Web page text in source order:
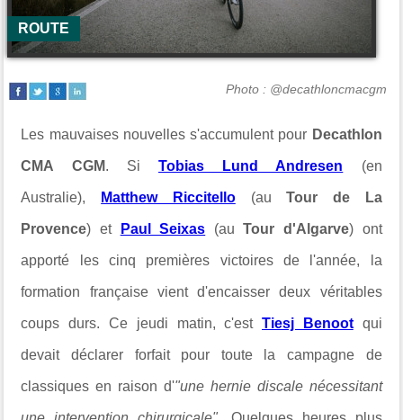
ROUTE
Photo : @decathloncmacgm
Les mauvaises nouvelles s'accumulent pour Decathlon
CMA CGM. Si Tobias Lund Andresen (en
Australie), Matthew Riccitello (auTour de La
Provence) et Paul Seixas (auTour d'Algarve) ont
apporté les cinq premières victoires de l'année, la
formation française vient d'encaisser deux véritables
coups durs. Ce jeudi matin, c'estTiesj Benootqui
devait déclarer forfait pour toute la campagne de
classiques en raison d'"une hernie discale nécessitant